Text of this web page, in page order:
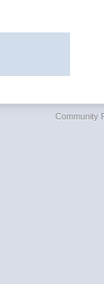
Community